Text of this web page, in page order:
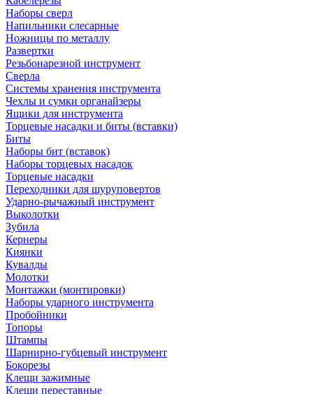
Наборы сверл
Напильники слесарные
Ножницы по металлу
Развертки
Резьбонарезной инструмент
Сверла
Системы хранения инструмента
Чехлы и сумки органайзеры
Ящики для инструмента
Торцевые насадки и биты (вставки)
Биты
Наборы бит (вставок)
Наборы торцевых насадок
Торцевые насадки
Переходники для шуруповертов
Ударно-рычажный инструмент
Выколотки
Зубила
Кернеры
Киянки
Кувалды
Молотки
Монтажки (монтировки)
Наборы ударного инструмента
Пробойники
Топоры
Штампы
Шарнирно-губцевый инструмент
Бокорезы
Клещи зажимные
Клещи переставные